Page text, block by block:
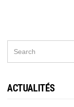
ACTUALITÉS